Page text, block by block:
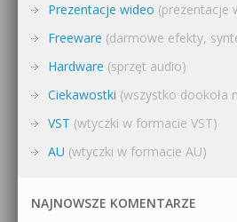
Prezentacje wideo (prezentacje
Freeware (darmowe efekty,
Hardware (sprzęt audio)
Ciekawostki (wszystko dookoła
VST (wtyczki w formacie VST)
AU (wtyczki w formacie AU)
NAJNOWSZE KOMENTARZE